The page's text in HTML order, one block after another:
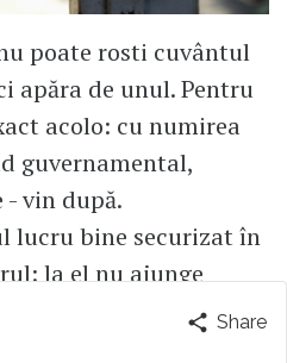
poate rosti cuvântul
apăra de unul. Pentru
acolo: cu numirea
guvernamental,
vin după.
lucru bine securizat în
la el nu ajunge
Share